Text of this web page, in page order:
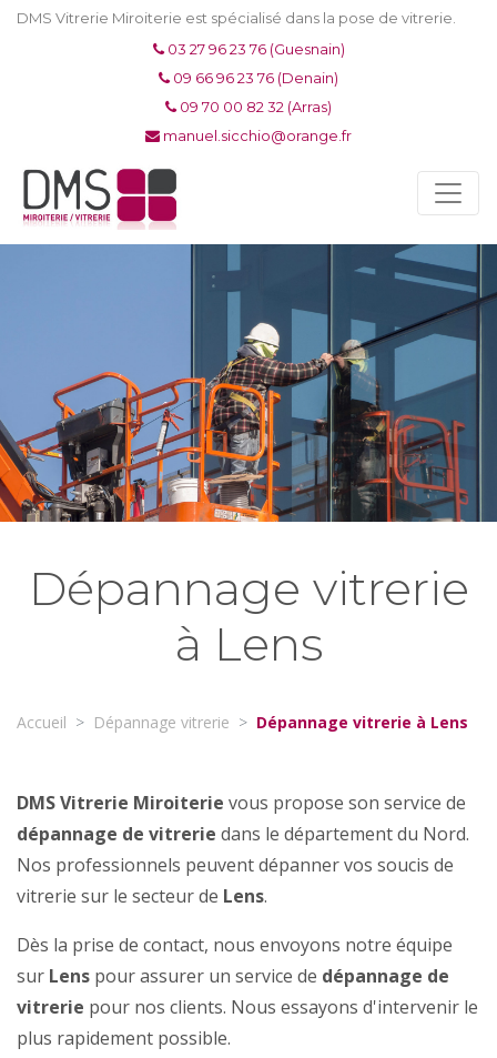
DMS Vitrerie Miroiterie est spécialisé dans la pose de vitrerie.
03 27 96 23 76 (Guesnain)
09 66 96 23 76 (Denain)
09 70 00 82 32 (Arras)
manuel.sicchio@orange.fr
Dépannage vitrerie
à Lens
Accueil Dépannage vitrerie Dépannage vitrerie à Lens
DMS Vitrerie Miroiterie vous propose son service de
dépannage de vitrerie dans le département du Nord.
Nos professionnels peuvent dépanner vos soucis de
vitrerie sur le secteur de Lens.
Dès la prise de contact, nous envoyons notre équipe
sur Lens pour assurer un service de dépannage de
vitrerie pour nos clients. Nous essayons d'intervenir le
plus rapidement possible.